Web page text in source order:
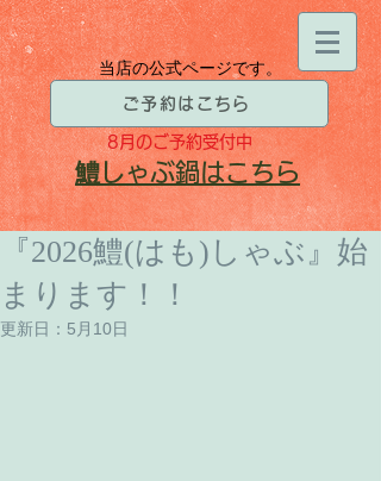
当店の公式ページです。
ご予約はこちら
8月のご予約受付中
​鱧しゃぶ鍋はこちら
『2026鱧(はも)しゃぶ』始
まります！！
更新日： 5月10日